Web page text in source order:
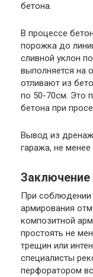
бетона.
В процессе
порожка до
сливной уклон
выполняется на
отливают из
по 50-70см. Это
бетона при
Вывод из
гаража, не
Заключение
При соблюдении
армирования
композитной
простоять не
трещин или
специалисты
перфоратором